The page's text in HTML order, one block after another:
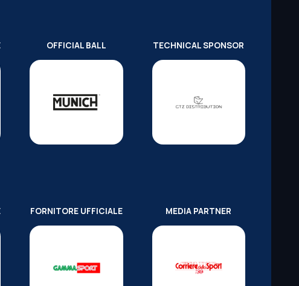
OFFICIAL BALL TECHNICAL SPONSOR
FORNITORE UFFICIALE MEDIA PARTNER